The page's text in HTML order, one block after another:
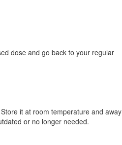
dose and go back to your regular
it at room temperature and away
or no longer needed.